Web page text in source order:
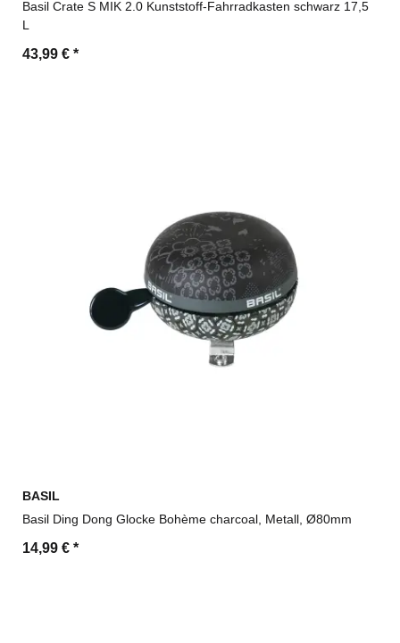
Basil Crate S MIK 2.0 Kunststoff-Fahrradkasten schwarz 17,5
L
43,99 € *
BASIL
Basil Ding Dong Glocke Bohème charcoal, Metall, Ø80mm
14,99 € *